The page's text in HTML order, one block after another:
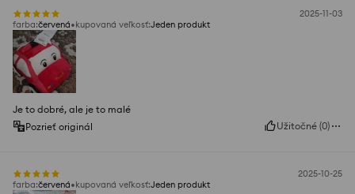
2025-11-03
farba:červená kupovaná veľkosť:Jeden produkt
Je to dobré, ale je to malé
Pozrieť originál
Užitočné (0)
2025-10-25
farba:červená kupovaná veľkosť:Jeden produkt